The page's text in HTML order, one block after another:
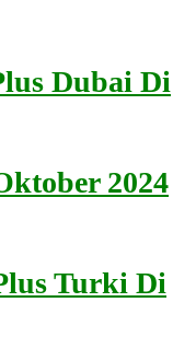
Dubai Di
2024
Turki Di